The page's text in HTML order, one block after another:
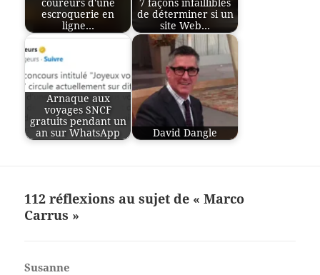
coureurs d'une
escroquerie en
ligne…
7 façons infaillibles
de déterminer si un
site Web…
Arnaque aux
voyages SNCF
gratuits pendant un
an sur WhatsApp
David Dangle
112 réflexions au sujet de « Marco
Carrus »
Susanne